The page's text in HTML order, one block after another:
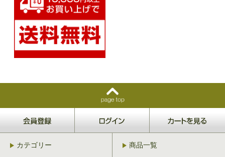
カテゴリー 商品一覧